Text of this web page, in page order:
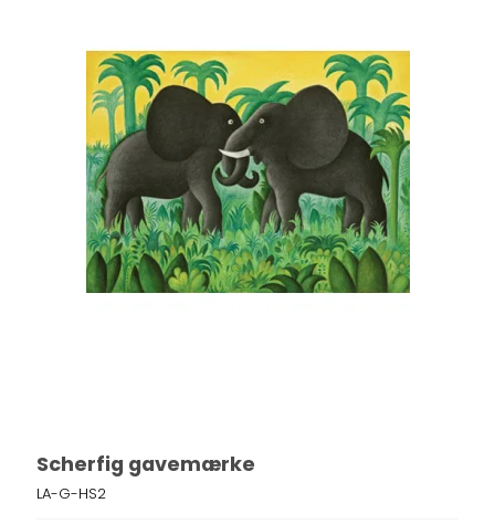
Scherfig gavemærke
LA-G-HS2